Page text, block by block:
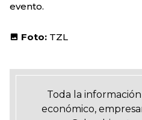
evento.
Foto: TZL
Toda la
económico,